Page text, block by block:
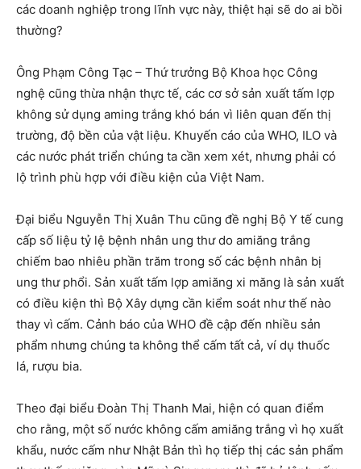
các doanh nghiệp trong lĩnh vực này, thiệt hại sẽ do ai bồi
thường?
Ông Phạm Công Tạc – Thứ trưởng Bộ Khoa học Công
nghệ cũng thừa nhận thực tế, các cơ sở sản xuất tấm lợp
không sử dụng aming trắng khó bán vì liên quan đến thị
trường, độ bền của vật liệu. Khuyến cáo của WHO, ILO và
các nước phát triển chúng ta cần xem xét, nhưng phải có
lộ trình phù hợp với điều kiện của Việt Nam.
Đại biểu Nguyễn Thị Xuân Thu cũng đề nghị Bộ Y tế cung
cấp số liệu tỷ lệ bệnh nhân ung thư do amiăng trắng
chiếm bao nhiêu phần trăm trong số các bệnh nhân bị
ung thư phổi. Sản xuất tấm lợp amiăng xi măng là sản xuất
có điều kiện thì Bộ Xây dựng cần kiểm soát như thế nào
thay vì cấm. Cảnh báo của WHO đề cập đến nhiều sản
phẩm nhưng chúng ta không thể cấm tất cả, ví dụ thuốc
lá, rượu bia.
Theo đại biểu Đoàn Thị Thanh Mai, hiện có quan điểm
cho rằng, một số nước không cấm amiăng trắng vì họ xuất
khẩu, nước cấm như Nhật Bản thì họ tiếp thị các sản phẩm